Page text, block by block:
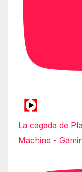
La cagada de
Machine -